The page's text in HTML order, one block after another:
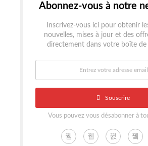
Abonnez-vous à notre
Inscrivez-vous ici pour obtenir
nouvelles, mises à jour et des
directement dans votre boîte
Souscrire
Vous pouvez vous désabonner à